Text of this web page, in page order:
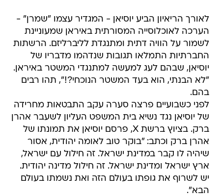
לאורך הריאיון הביע יוסיאן - המגדיר עצמו "שמרן" -
הערכה לאוכלוסייה המסורתית באיראן שמעוניינת
לשמור על הוויה דתית ומתנגדת לליברליזם. הרשתות
החברתיות התמלאו תגובות שנדהמו מדבריו של
יוסיאן, שבהם לעג למעשה למתנגדי המשטר באיראן.
"לא הבנתי, הוא בעד המשטר הנוכחי?!", תהו רבים
בהם.
לפני כשבועיים פרצה סערה עקב התבטאות מחרידה
של יוסיאן נגד נשיא בית המשפט העליון לשעבר אהרן
ברק. בציוץ ברשת X, פרסם יוסיאן את תמונתו של
אהרן ברק וכתב: "בוקר טוב לאומה יהודית, אסור
שיהיה לו קבר במדינת ישראל. זה חילול עם ישראל,
ארץ ישראל ומדינת ישראל. זה חילול מדינה יהודית.
יש לשרוף את גופתו בעולם הזה ואת נשמתו בעולם
הבא".